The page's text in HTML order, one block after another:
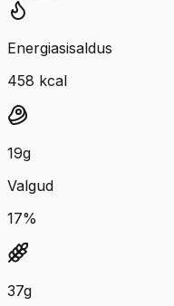
Energiasisaldus
458 kcal
19g
Valgud
17%
37g